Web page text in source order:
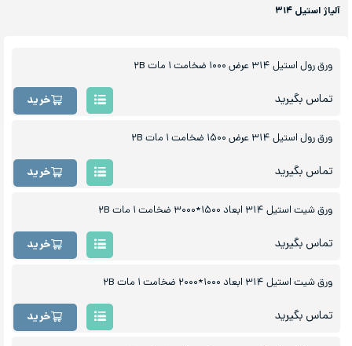
آلیاژ استیل ۳۱۴
ورق رول استیل ۳۱۴ عرض ۱۰۰۰ ضخامت ۱ مات ۲B
تماس بگیرید خرید
ورق رول استیل ۳۱۴ عرض ۱۵۰۰ ضخامت ۱ مات ۲B
تماس بگیرید خرید
ورق شیت استیل ۳۱۴ ابعاد ۱۵۰۰*۳۰۰۰ ضخامت ۱ مات ۲B
تماس بگیرید خرید
ورق شیت استیل ۳۱۴ ابعاد ۱۰۰۰*۲۰۰۰ ضخامت ۱ مات ۲B
تماس بگیرید خرید